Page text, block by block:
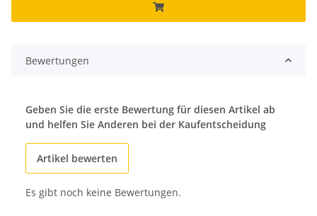
Bewertungen
Geben Sie die erste Bewertung für diesen Artikel ab
und helfen Sie Anderen bei der Kaufentscheidung
Artikel bewerten
Es gibt noch keine Bewertungen.